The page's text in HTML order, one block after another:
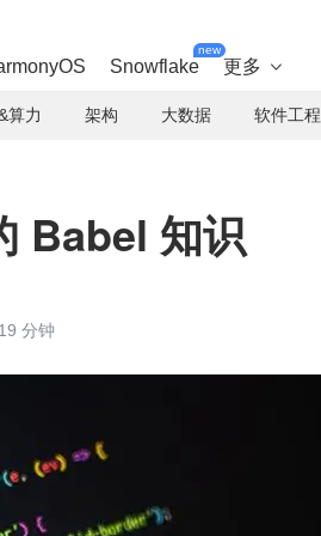
Snowflake
new
更多 
算力 架构 大数据 软件工程
Babel 知识
分钟